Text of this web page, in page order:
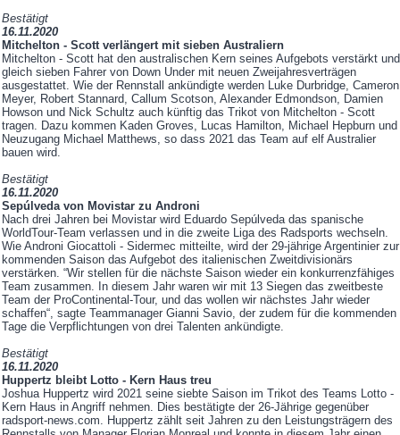
Bestätigt
16.11.2020
Mitchelton - Scott verlängert mit sieben Australiern
Mitchelton - Scott hat den australischen Kern seines Aufgebots verstärkt und
gleich sieben Fahrer von Down Under mit neuen Zweijahresverträgen
ausgestattet. Wie der Rennstall ankündigte werden Luke Durbridge, Cameron
Meyer, Robert Stannard, Callum Scotson, Alexander Edmondson, Damien
Howson und Nick Schultz auch künftig das Trikot von Mitchelton - Scott
tragen. Dazu kommen Kaden Groves, Lucas Hamilton, Michael Hepburn und
Neuzugang Michael Matthews, so dass 2021 das Team auf elf Australier
bauen wird.
Bestätigt
16.11.2020
Sepúlveda von Movistar zu Androni
Nach drei Jahren bei Movistar wird Eduardo Sepúlveda das spanische
WorldTour-Team verlassen und in die zweite Liga des Radsports wechseln.
Wie Androni Giocattoli - Sidermec mitteilte, wird der 29-jährige Argentinier zur
kommenden Saison das Aufgebot des italienischen Zweitdivisionärs
verstärken. “Wir stellen für die nächste Saison wieder ein konkurrenzfähiges
Team zusammen. In diesem Jahr waren wir mit 13 Siegen das zweitbeste
Team der ProContinental-Tour, und das wollen wir nächstes Jahr wieder
schaffen“, sagte Teammanager Gianni Savio, der zudem für die kommenden
Tage die Verpflichtungen von drei Talenten ankündigte.
Bestätigt
16.11.2020
Huppertz bleibt Lotto - Kern Haus treu
Joshua Huppertz wird 2021 seine siebte Saison im Trikot des Teams Lotto -
Kern Haus in Angriff nehmen. Dies bestätigte der 26-Jährige gegenüber
radsport-news.com. Huppertz zählt seit Jahren zu den Leistungsträgern des